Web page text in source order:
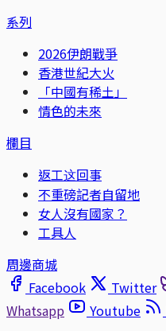
系列
2026伊朗戰爭
香港世紀大火
「中國有稀土」
情色的未來
欄目
返工这回事
不重磅記者自留地
女人沒有國家？
工具人
周邊商城
Facebook
Twitter
Whatsapp
Youtube